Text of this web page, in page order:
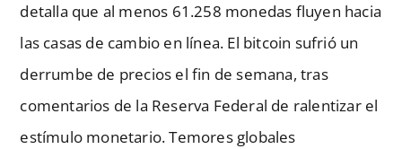
detalla que al menos 61.258 monedas fluyen hacia
las casas de cambio en línea. El bitcoin sufrió un
derrumbe de precios el fin de semana, tras
comentarios de la Reserva Federal de ralentizar el
estímulo monetario. Temores globales